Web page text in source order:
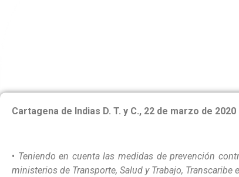
Cartagena de Indias D. T. y C., 22 de marzo de 2020
• Teniendo en cuenta las medidas de prevención
ministerios de Transporte, Salud y Trabajo,